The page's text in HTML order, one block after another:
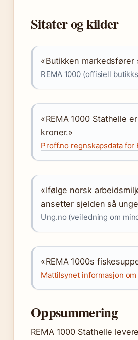
Sitater og kilder
«Butikken markedsfører
REMA 1000 (offisiell
«REMA 1000 Stathelle
kroner.»
Proff.no regnskapsdata for
«Ifølge norsk
ansetter sjelden så
Ung.no (veiledning om
«REMA 1000s
Mattilsynet informasjon
Oppsummering
REMA 1000 Stathelle